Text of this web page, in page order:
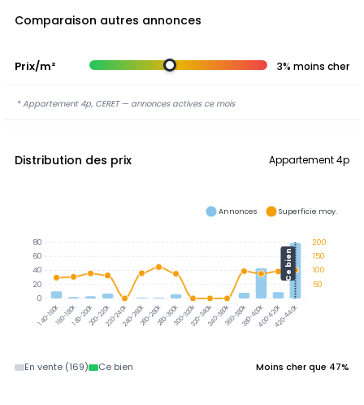
Comparaison autres annonces
Prix/m² 3% moins cher
* Appartement 4p, CERET — annonces actives ce mois
Distribution des prix Appartement 4p
140-160k160-180k180-200k200-220k220-240k240-260k260-280k280-300k300-320k320-340k340-360k360-380k380-400k400-420k420-440k
Ce bien
200
150
100
50
80
60
40
20
0
Annonces Superficie moy.
En vente (169) Ce bien Moins cher que 47%